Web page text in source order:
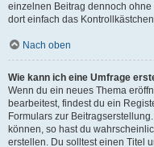
einzelnen Beitrag dennoch
dort einfach das
Nach oben
Wie kann ich eine Umfrage
Wenn du ein neues Thema
bearbeitest, findest du ein
Formulars zur
können, so hast du
erstellen. Du solltest einen Titel